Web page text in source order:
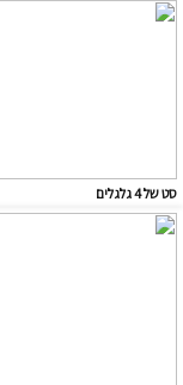
סט של 4 גלגלים